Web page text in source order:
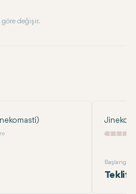
değişir.
Başlangıç
Teklif